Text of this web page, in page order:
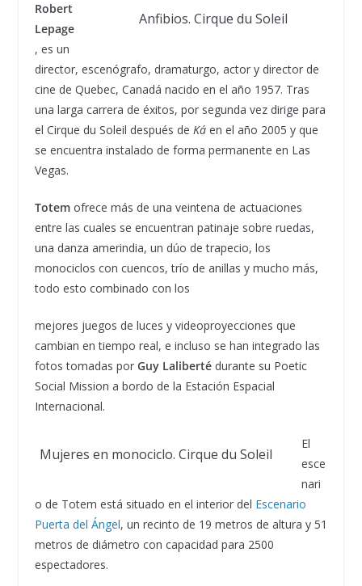
Anfibios. Cirque du Soleil
Robert
Lepage
, es un
director, escenógrafo, dramaturgo, actor y director de
cine de Quebec, Canadá nacido en el año 1957. Tras
una larga carrera de éxitos, por segunda vez dirige para
el Cirque du Soleil después de Káen el año 2005 y que
se encuentra instalado de forma permanente en Las
Vegas.
Totemofrece más de una veintena de actuaciones
entre las cuales se encuentran patinaje sobre ruedas,
una danza amerindia, un dúo de trapecio, los
monociclos con cuencos, trío de anillas y mucho más,
todo esto combinado con los
mejores juegos de luces y videoproyecciones que
cambian en tiempo real, e incluso se han integrado las
fotos tomadas por Guy Lalibertédurante su Poetic
Social Mission a bordo de la Estación Espacial
Internacional.
Mujeres en monociclo. Cirque du Soleil
El
esce
nari
o de Totem está situado en el interior del Escenario
Puerta del Ángel, un recinto de 19 metros de altura y 51
metros de diámetro con capacidad para 2500
espectadores.